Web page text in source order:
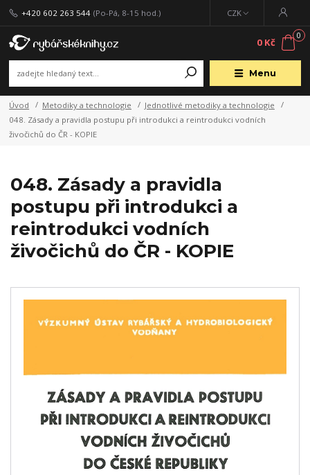
Menu
CZK
+420 602 263 544 (Po-Pá, 8-15 hod.)
0
0 Kč
Úvod Metodiky a technologie
Jednotlivé metodiky a technologie
048. Zásady a pravidla postupu při introdukci a reintrodukci vodních
živočichů do ČR - KOPIE
048. Zásady a pravidla
postupu při introdukci a
reintrodukci vodních
živočichů do ČR - KOPIE